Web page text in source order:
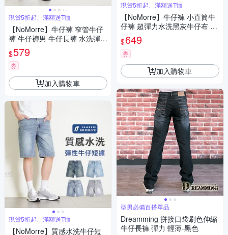
現貨5折起、滿額送T恤
【NoMorre】牛仔褲 窄管牛仔
褲 牛仔褲男 牛仔長褲 水洗彈力
黑灰色牛仔布 M-2L 台灣現貨 #
5742
$579
券
加入購物車
現貨5折起、滿額送T恤
【NoMorre】質感水洗牛仔短
現貨5折起、滿額送T恤
【NoMorre】牛仔褲 小直筒牛
仔褲 超彈力水洗黑灰牛仔布 牛
仔褲男 牛仔長褲 M-2L 台灣現
貨 #5730
$649
券
加入購物車
型男必備百搭單品
Dreamming 拼接口袋刷色伸縮
牛仔長褲 彈力 輕薄-黑色